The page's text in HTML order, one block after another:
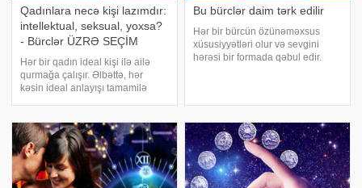
Qadınlara necə kişi lazımdır:
intellektual, seksual, yoxsa?
- Bürclər ÜZRƏ SEÇİM
Hər bir qadın ideal kişi ilə ailə
qurmağa çalışır. Əlbəttə, hər
kəsin ideal anlayışı tamamilə
təəccüblənəcəksiniz, amma bu
seçim bürclərin
xarakteristikasında
Bu bürclər daim tərk edilir
Hər bir bürcün özünəməxsus
xüsusiyyətləri olur və sevgini
hərəsi bir formada qəbul edir.